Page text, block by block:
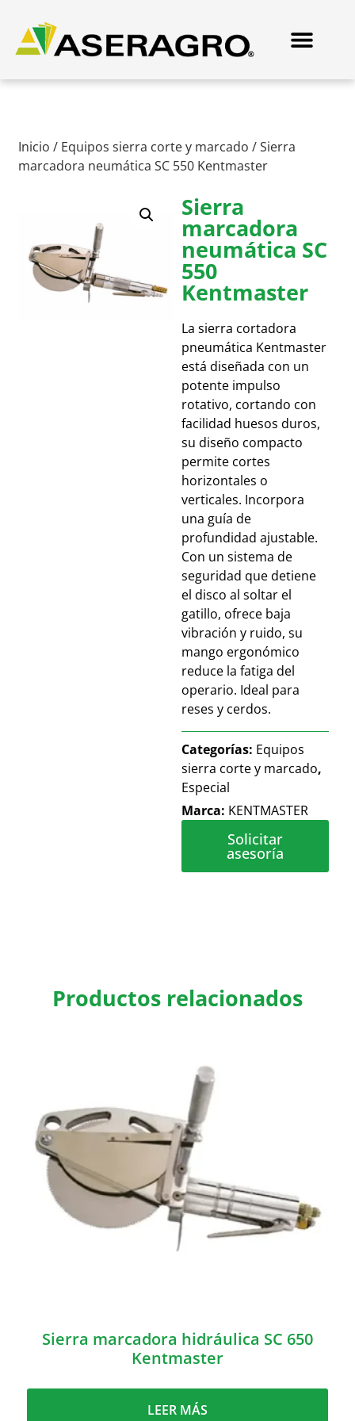
Inicio / Equipos sierra corte y marcado / Sierra
marcadora neumática SC 550 Kentmaster
Sierra
marcadora
neumática SC
550
Kentmaster
La sierra cortadora
pneumática Kentmaster
está diseñada con un
potente impulso
rotativo, cortando con
facilidad huesos duros,
su diseño compacto
permite cortes
horizontales o
verticales. Incorpora
una guía de
profundidad ajustable.
Con un sistema de
seguridad que detiene
el disco al soltar el
gatillo, ofrece baja
vibración y ruido, su
mango ergonómico
reduce la fatiga del
operario. Ideal para
reses y cerdos.
Categorías: Equipos
sierra corte y marcado,
Especial
Marca: KENTMASTER
Solicitar
asesoría
Productos relacionados
Sierra marcadora hidráulica SC 650
Kentmaster
LEER MÁS